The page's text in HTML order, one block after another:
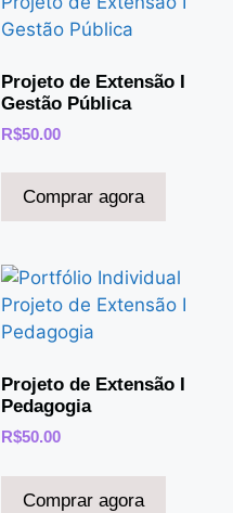
Projeto de Extensão I
Gestão Pública
R$50.00
Comprar agora
Projeto de Extensão I
Pedagogia
R$50.00
Comprar agora